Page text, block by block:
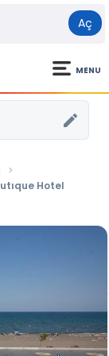
Aç
MENU
Hotel